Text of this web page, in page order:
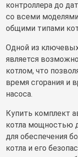
контроллера до
со всеми
общими типами
Одной из
является
котлом, что
время сгорания и
насоса.
Купить комплект
котла мощностью
для обеспечения
котла и его